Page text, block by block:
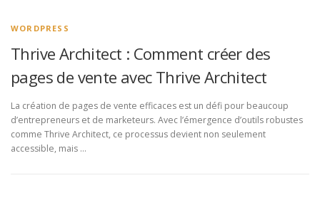
WORDPRESS
Thrive Architect : Comment créer des
pages de vente avec Thrive Architect
La création de pages de vente efficaces est un défi pour beaucoup
d’entrepreneurs et de marketeurs. Avec l’émergence d’outils robustes
comme Thrive Architect, ce processus devient non seulement
accessible, mais …